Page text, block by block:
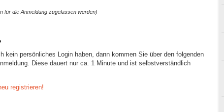
für die Anmeldung zugelassen werden)
kein persönliches Login haben, dann kommen Sie über den folgenden
Diese dauert nur ca. 1 Minute und ist selbstverständlich
registrieren!